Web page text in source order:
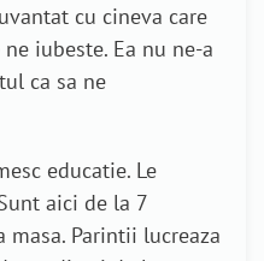
cu cineva care
iubeste. Ea nu ne-a
ca sa ne
educatie. Le
aici de la 7
Parintii lucreaza